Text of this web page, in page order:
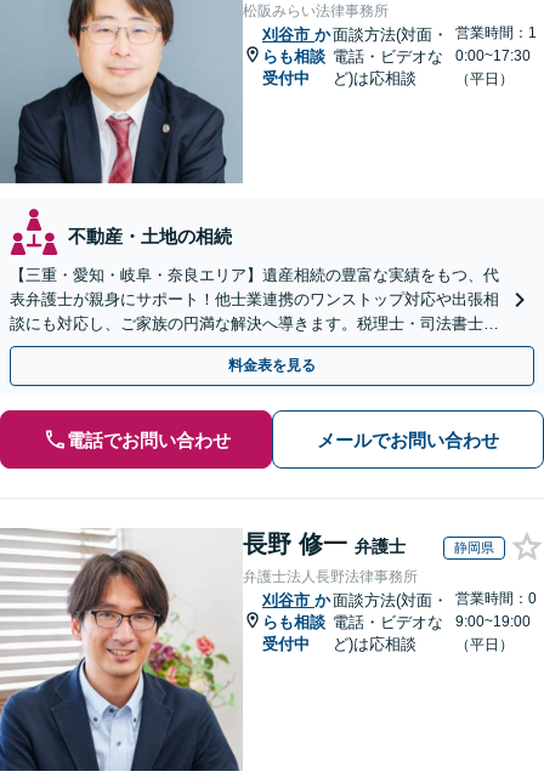
松阪みらい法律事務所
刈谷市 か
らも相談
受付中
面談方法(対面・
電話・ビデオな
ど)は応相談
営業時間：1
0:00~17:30
（平日）
不動産・土地の相続
【三重・愛知・岐阜・奈良エリア】遺産相続の豊富な実績をもつ、代
表弁護士が親身にサポート！他士業連携のワンストップ対応や出張相
談にも対応し、ご家族の円満な解決へ導きます。税理士・司法書士と
も連携し、スピーディな解決をご提案【夜間面談可】
料金表を見る
電話でお問い合わせ メールでお問い合わせ
長野 修一 弁護士 静岡県
弁護士法人長野法律事務所
刈谷市 か
らも相談
受付中
面談方法(対面・
電話・ビデオな
ど)は応相談
営業時間：0
9:00~19:00
（平日）